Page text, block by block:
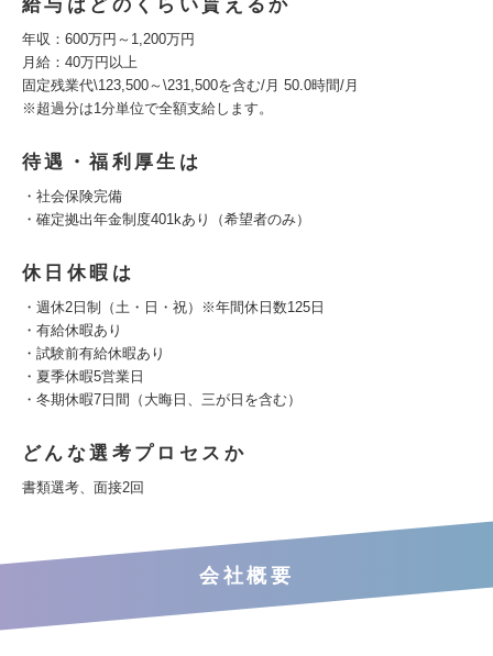
給与はどのくらい貰えるか
年収：600万円～1,200万円
月給：40万円以上
固定残業代\123,500～\231,500を含む/月 50.0時間/月
※超過分は1分単位で全額支給します。
待遇・福利厚生は
・社会保険完備
・確定拠出年金制度401kあり（希望者のみ）
休日休暇は
・週休2日制（土・日・祝）※年間休日数125日
・有給休暇あり
・試験前有給休暇あり
・夏季休暇5営業日
・冬期休暇7日間（大晦日、三が日を含む）
どんな選考プロセスか
書類選考、面接2回
会社概要